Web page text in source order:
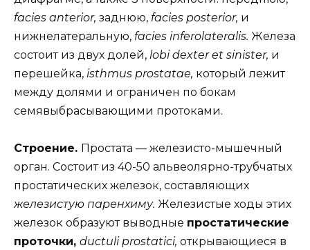
facies anterior, заднюю, facies posterior, и
нижнелатеральную, facies inferolateralis. Железа
состоит из двух долей, lobi dexter et sinister, и
перешейка, isthmus prostatae, который лежит
между долями и ограничен по бокам
семявыбрасывающими протоками.
Строение. Простата — железисто-мышечный
орган. Состоит из 40-50 альвеолярно-трубчатых
простатических железок, составляющих
железистую паренхиму. Железистые ходы этих
железок образуют выводные простатические
проточки, ductuli prostatici, открывающиеся в